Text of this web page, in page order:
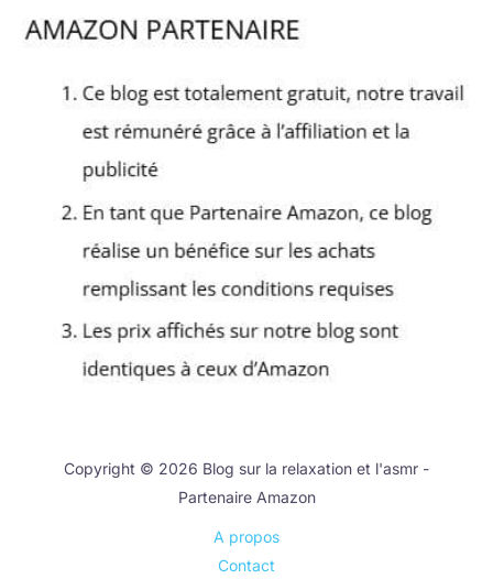
Copyright © 2026 Blog sur la relaxation et l'asmr -
Partenaire Amazon
A propos
Contact